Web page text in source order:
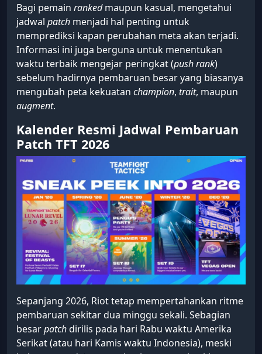
Bagi pemain rankedmaupun kasual, mengetahui
jadwal patch menjadi hal penting untuk
memprediksi kapan perubahan meta akan terjadi.
Informasi ini juga berguna untuk menentukan
waktu terbaik mengejar peringkat (push rank)
sebelum hadirnya pembaruan besar yang biasanya
mengubah peta kekuatan champion, trait, maupun
augment.
Kalender Resmi Jadwal Pembaruan
Patch TFT 2026
Sepanjang 2026, Riot tetap mempertahankan ritme
pembaruan sekitar dua minggu sekali. Sebagian
besarpatchdirilis pada hari Rabu waktu Amerika
Serikat (atau hari Kamis waktu Indonesia), meski